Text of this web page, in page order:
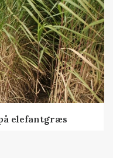
elefantgræs